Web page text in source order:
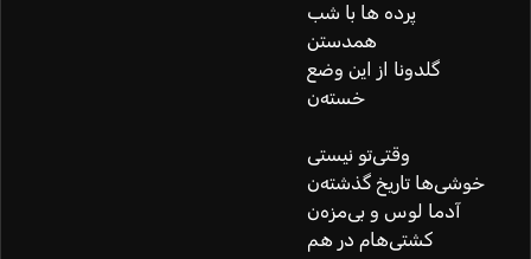
پرده ها با شب
همدستن
گلدونا از این وضع
خسته‌ن
وقتی‌تو نیستی
خوشی‌ها تاریخ گذشته‌ن
آدما لوس و بی‌مزه‌ن
کشتی‌هام در هم